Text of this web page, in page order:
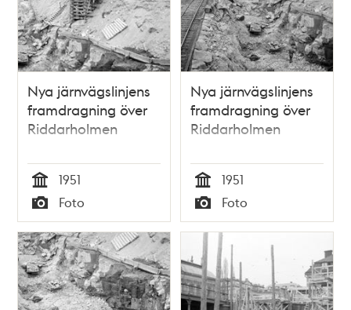
Nya järnvägslinjens
framdragning över
Riddarholmen
Tid
1951
Typ
Foto
Nya järnvägslinjens
framdragning över
Riddarholmen
Tid
1951
Typ
Foto